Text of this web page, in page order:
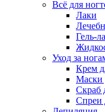
Всё для
Лаки
Гель-
Уход за
Крем
Маски
Скраб
Спреи